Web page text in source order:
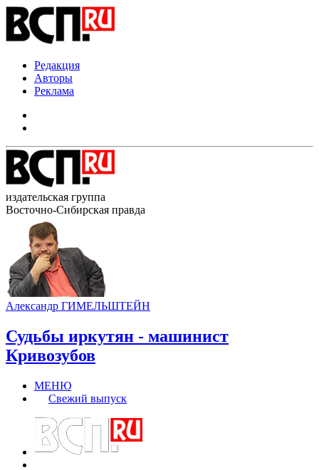
Редакция
Авторы
Реклама
издательская группа
Восточно-Сибирская правда
Александр ГИМЕЛЬШТЕЙН
Судьбы иркутян - машинист
Кривозубов
МЕНЮ
Свежий выпуск